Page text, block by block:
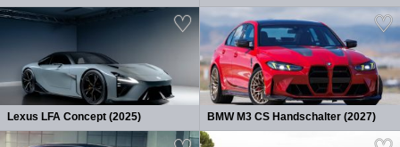
Lexus LFA Concept (2025) BMW M3 CS Handschalter (2027)